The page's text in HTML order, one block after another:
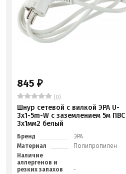
845 ₽
(0)
Шнур сетевой с вилкой ЭРА U-
3x1-5m-W с заземлением 5м ПВС
3x1мм2 белый
Бренд
ЭРА
Материал
Полипропилен
Наличие
аллергенов и
резких запахов
-